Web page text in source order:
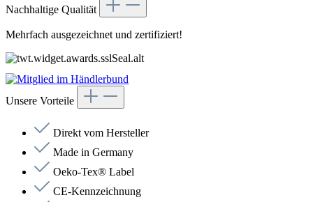
Nachhaltige Qualität
Mehrfach ausgezeichnet und zertifiziert!
Unsere Vorteile
Direkt vom Hersteller
Made in Germany
Oeko-Tex® Label
CE-Kennzeichnung